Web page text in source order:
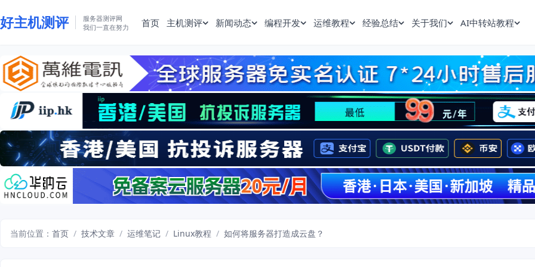
好主机测评
服务器测评网
我们一直在努力
首页 主机测评 新闻动态 编程开发 运维教程 经验总结 关于我们 AI中转站教程
当前位置： 首页 / 技术文章 / 运维笔记 / Linux教程 / 如何将服务器打造成云盘？